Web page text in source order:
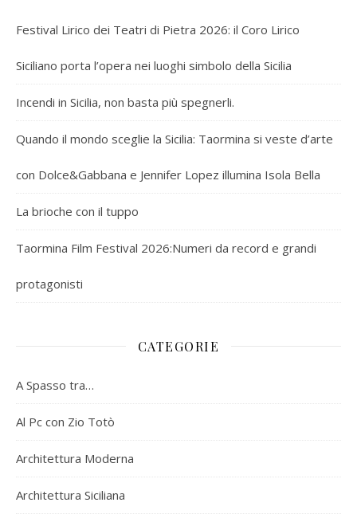
Festival Lirico dei Teatri di Pietra 2026: il Coro Lirico
Siciliano porta l’opera nei luoghi simbolo della Sicilia
Incendi in Sicilia, non basta più spegnerli.
Quando il mondo sceglie la Sicilia: Taormina si veste d’arte
con Dolce&Gabbana e Jennifer Lopez illumina Isola Bella
La brioche con il tuppo
Taormina Film Festival 2026:Numeri da record e grandi
protagonisti
CATEGORIE
A Spasso tra…
Al Pc con Zio Totò
Architettura Moderna
Architettura Siciliana